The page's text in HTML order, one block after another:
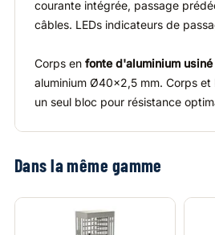
courante intégrée, passage
câbles. LEDs indicateurs de
Corps en fonte d'aluminium
aluminium Ø40×2,5 mm. Corps et
un seul bloc pour résistance
Dans la même gamme